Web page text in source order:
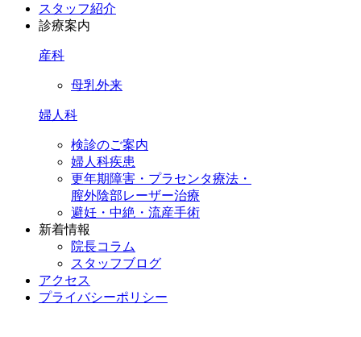
スタッフ紹介
診療案内
産科
母乳外来
婦人科
検診のご案内
婦人科疾患
更年期障害・プラセンタ療法・
膣外陰部レーザー治療
避妊・中絶・流産手術
新着情報
院長コラム
スタッフブログ
アクセス
プライバシーポリシー